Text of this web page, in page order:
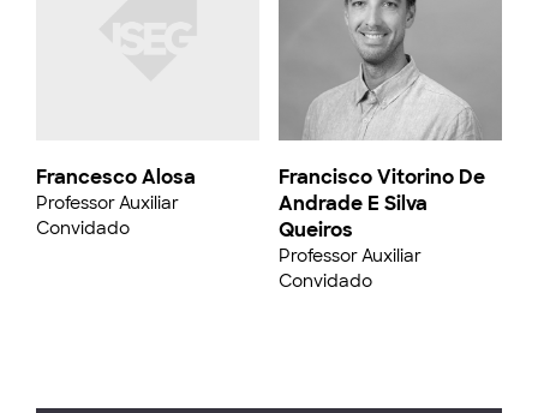
Francesco Alosa
Professor Auxiliar
Convidado
Francisco Vitorino De
Andrade E Silva
Queiros
Professor Auxiliar
Convidado